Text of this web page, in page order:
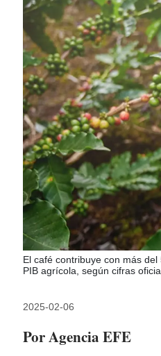
El café contribuye con más
PIB agrícola, según cifras
2025-02-06
Por Agencia EFE